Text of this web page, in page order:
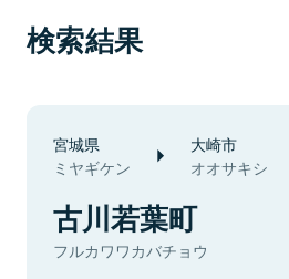
検索結果
宮城県
ミヤギケン
大崎市
オオサキシ
古川若葉町
フルカワワカバチョウ